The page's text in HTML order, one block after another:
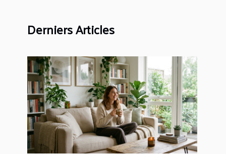
Derniers Articles